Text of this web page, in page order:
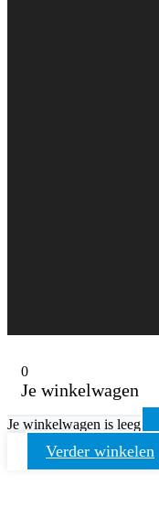
0
Je winkelwagen
Je winkelwagen is leeg
Verder winkelen